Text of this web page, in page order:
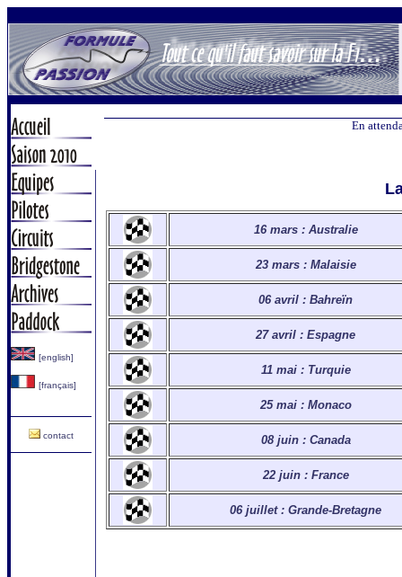
[english]
[français]
contact
En
16 mars : Australie
23 mars : Malaisie
06 avril : Bahreïn
27 avril : Espagne
11 mai : Turquie
25 mai : Monaco
08 juin : Canada
22 juin : France
06 juillet : Grande-Bretagne